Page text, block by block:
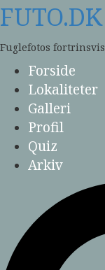
Skip
to
content
FUTO.DK
Fuglefotos fortrinsvis
Forside
Lokaliteter
Galleri
Profil
Quiz
Arkiv